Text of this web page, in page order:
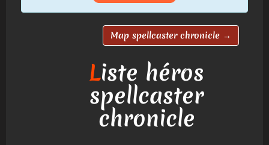
Map spellcaster chronicle →
Liste héros
spellcaster
chronicle